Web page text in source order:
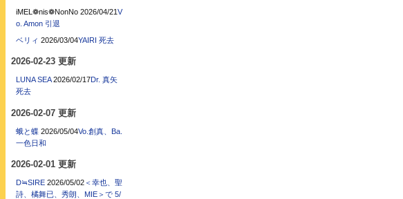
iMEL❁nis❁NonNo 2026/04/21 V
o. Amon 引退
ベリィ 2026/03/04YAIRI 死去
2026-02-23 更新
LUNA SEA 2026/02/17Dr. 真矢
死去
2026-02-07 更新
蛾と蝶 2026/05/04Vo.創真、Ba.
一色日和
2026-02-01 更新
D≒SIRE 2026/05/02＜幸也、聖
詩、橘舞已、秀朗、MIE＞で 5/